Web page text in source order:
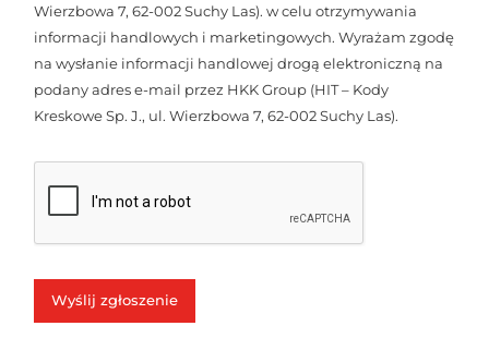
Wierzbowa 7, 62-002 Suchy Las). w celu otrzymywania
informacji handlowych i marketingowych. Wyrażam zgodę
na wysłanie informacji handlowej drogą elektroniczną na
podany adres e-mail przez HKK Group (HIT – Kody
Kreskowe Sp. J., ul. Wierzbowa 7, 62-002 Suchy Las).
Wyślij zgłoszenie